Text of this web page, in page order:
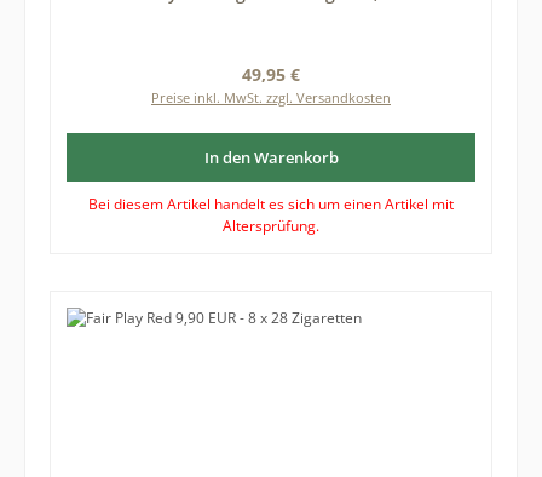
Regulärer Preis:
49,95 €
Preise inkl. MwSt. zzgl. Versandkosten
In den Warenkorb
Bei diesem Artikel handelt es sich um einen Artikel mit
Altersprüfung.